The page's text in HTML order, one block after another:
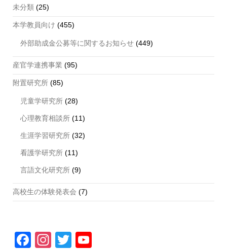
未分類 (25)
本学教員向け (455)
外部助成金公募等に関するお知らせ (449)
産官学連携事業 (95)
附置研究所 (85)
児童学研究所 (28)
心理教育相談所 (11)
生涯学習研究所 (32)
看護学研究所 (11)
言語文化研究所 (9)
高校生の体験発表会 (7)
F
In
T